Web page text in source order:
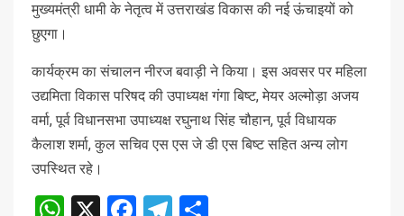
मुख्यमंत्री धामी के नेतृत्व में उत्तराखंड विकास की नई ऊंचाइयों को
छुएगा।
कार्यक्रम का संचालन नीरज बवाड़ी ने किया। इस अवसर पर महिला
उद्यमिता विकास परिषद की उपाध्यक्ष गंगा बिष्ट, मेयर अल्मोड़ा अजय
वर्मा, पूर्व विधानसभा उपाध्यक्ष रघुनाथ सिंह चौहान, पूर्व विधायक
कैलाश शर्मा, कुल सचिव एस एस जे डी एस बिष्ट सहित अन्य लोग
उपस्थित रहे।